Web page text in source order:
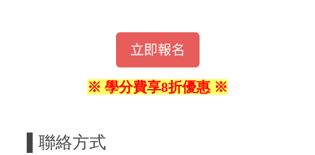
※ 學分費享8折優惠 ※
聯絡方式